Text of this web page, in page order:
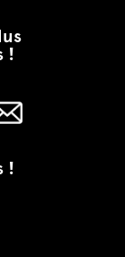
!
!